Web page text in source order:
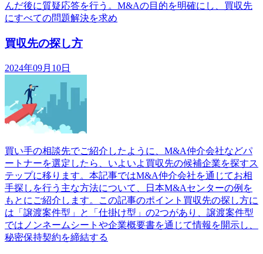
んだ後に質疑応答を行う。M&Aの目的を明確にし、買収先
にすべての問題解決を求め
買収先の探し方
2024年09月10日
買い手の相談先でご紹介したように、M&A仲介会社などパ
ートナーを選定したら、いよいよ買収先の候補企業を探すス
テップに移ります。本記事ではM&A仲介会社を通じてお相
手探しを行う主な方法について、日本M&Aセンターの例を
もとにご紹介します。この記事のポイント買収先の探し方に
は「譲渡案件型」と「仕掛け型」の2つがあり、譲渡案件型
ではノンネームシートや企業概要書を通じて情報を開示し、
秘密保持契約を締結する